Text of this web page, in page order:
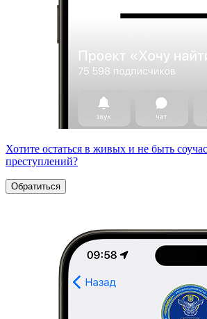
Хотите остаться в живых и не быть
преступлений?
Обратиться